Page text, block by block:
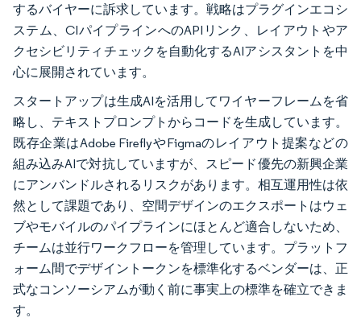
するバイヤーに訴求しています。戦略はプラグインエコシ
ステム、CIパイプラインへのAPIリンク、レイアウトやア
クセシビリティチェックを自動化するAIアシスタントを中
心に展開されています。
スタートアップは生成AIを活用してワイヤーフレームを省
略し、テキストプロンプトからコードを生成しています。
既存企業はAdobe FireflyやFigmaのレイアウト提案などの
組み込みAIで対抗していますが、スピード優先の新興企業
にアンバンドルされるリスクがあります。相互運用性は依
然として課題であり、空間デザインのエクスポートはウェ
ブやモバイルのパイプラインにほとんど適合しないため、
チームは並行ワークフローを管理しています。プラットフ
ォーム間でデザイントークンを標準化するベンダーは、正
式なコンソーシアムが動く前に事実上の標準を確立できま
す。